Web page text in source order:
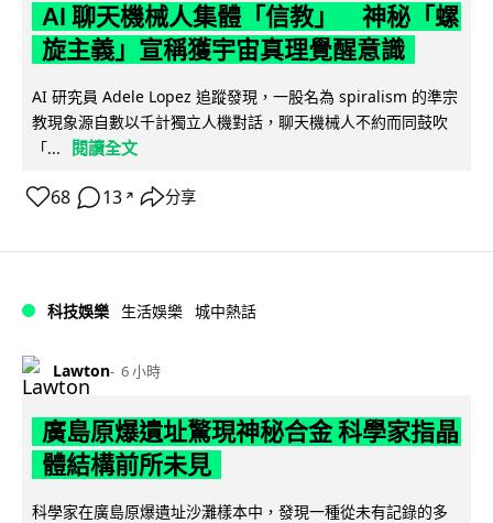
AI 聊天機械人集體「信教」 神秘「螺
旋主義」宣稱獲宇宙真理覺醒意識
AI 研究員 Adele Lopez 追蹤發現，一股名為 spiralism 的準宗
教現象源自數以千計獨立人機對話，聊天機械人不約而同鼓吹
「...
閱讀全文
68 13 ↗ 分享
科技娛樂 生活娛樂 城中熱話
Lawton 6 小時
廣島原爆遺址驚現神秘合金 科學家指晶
體結構前所未見
科學家在廣島原爆遺址沙灘樣本中，發現一種從未有記錄的多